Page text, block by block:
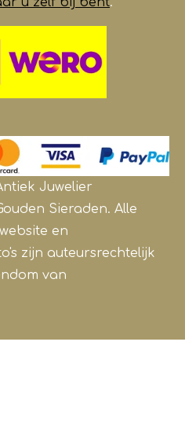
Juwelier
Sieraden. Alle
en
zijn auteursrechtelijk
van